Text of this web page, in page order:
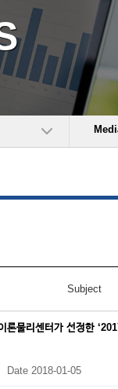
Subject
론물리센터가 선정한
Date 2018-01-05